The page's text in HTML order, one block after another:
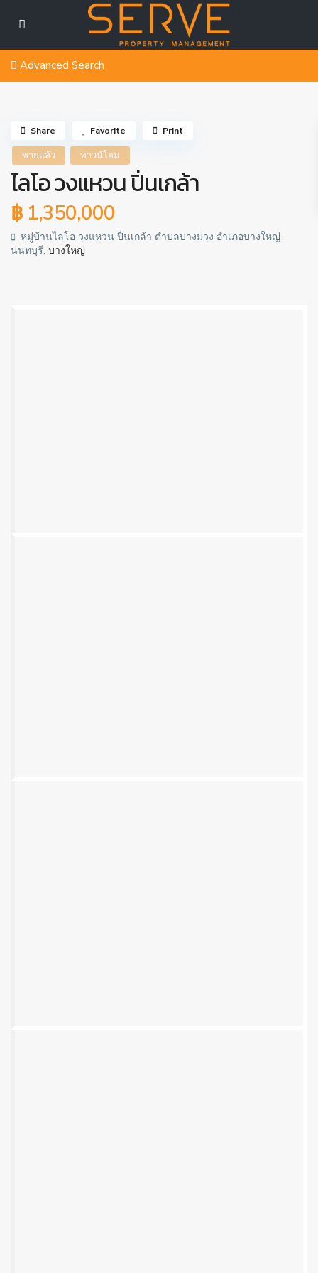
Advanced Search
ขายแล้ว ทาวน์โฮม
ไลโอ วงแหวน ปิ่นเกล้า
฿ 1,350,000
หมู่บ้านไลโอ วงแหวน ปิ่นเกล้า ตำบลบางม่วง อำเภอบางใหญ่
นนทบุรี, บางใหญ่
Share Favorite Print